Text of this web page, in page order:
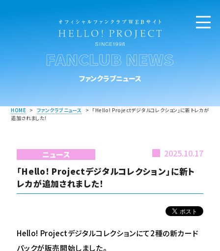
FANCLUB NEWS
ファンクラブニュース
HOME > ファンクラブニュース > 「Hello! Projectデジタルコレクション」に新トレカが
追加されました！
ニュース 2025.10.17
「Hello! Projectデジタルコレクション」に新ト
レカが追加されました！
Hello! Projectデジタルコレクションにて2種の新カード
パックが販売開始しました。